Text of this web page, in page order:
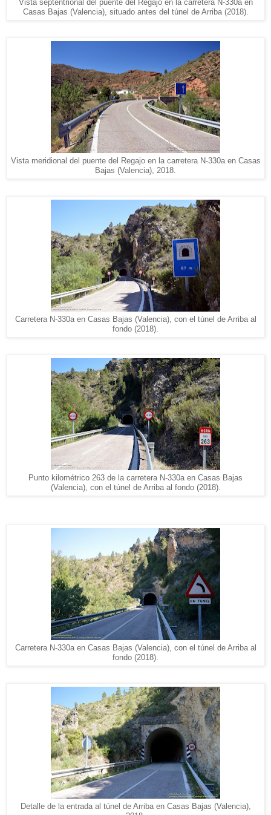
Vista septentrional del puente del Regajo en la carretera N-330a en
Casas Bajas (Valencia), situado antes del túnel de Arriba (2018).
Vista meridional del puente del Regajo en la carretera N-330a en Casas
Bajas (Valencia), 2018.
Carretera N-330a en Casas Bajas (Valencia), con el túnel de Arriba al
fondo (2018).
Punto kilométrico 263 de la carretera N-330a en Casas Bajas
(Valencia), con el túnel de Arriba al fondo (2018).
Carretera N-330a en Casas Bajas (Valencia), con el túnel de Arriba al
fondo (2018).
Detalle de la entrada al túnel de Arriba en Casas Bajas (Valencia),